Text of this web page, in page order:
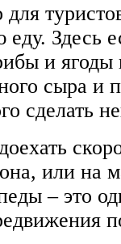
Здесь
и ягоды
сыра и
сделать
или на
– это